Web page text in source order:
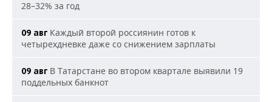
28–32% за год
09 авг Каждый второй россиянин готов к
четырехдневке даже со снижением зарплаты
09 авг В Татарстане во втором квартале выявили 19
поддельных банкнот